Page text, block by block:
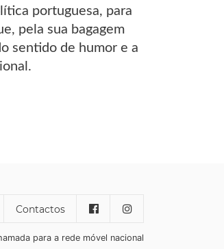
portuguesa, para
pela sua bagagem
sentido de humor e a
Contactos
para a rede móvel nacional